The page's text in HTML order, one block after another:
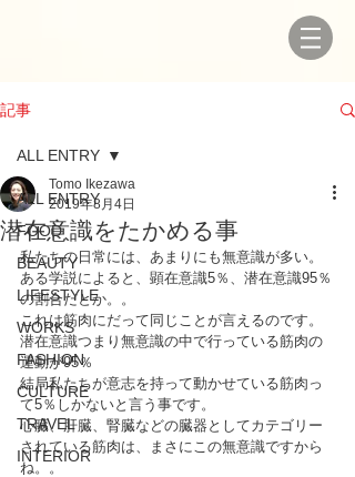
記事
ALL ENTRY
FOOD
BEAUTY
LIFESTYLE
WORKS
FASHION
CULTURE
TRAVEL
INTERIOR
ALL ENTRY
潜在意識をたかめる事
Tomo Ikezawa
2019年8月4日
私たちの日常には、あまりにも無意識が多い。
ある学説によると、顕在意識5％、潜在意識95％
の割合だとか。。
これは筋肉にだって同じことが言えるのです。
潜在意識つまり無意識の中で行っている筋肉の
運動が95％
結局私たちが意志を持って動かせている筋肉っ
て5％しかないと言う事です。
心臓、肝臓、腎臓などの臓器としてカテゴリー
されている筋肉は、まさにこの無意識ですから
ね。。